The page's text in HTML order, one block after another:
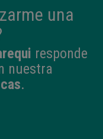
una
responde
nuestra
.